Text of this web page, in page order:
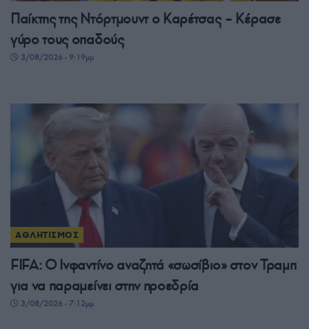
Παίκτης της Ντόρτμουντ ο Καρέτσας – Κέρασε
γύρο τους οπαδούς
3/08/2026 - 9:19μμ
ΑΘΛΗΤΙΣΜΟΣ
FIFA: Ο Ινφαντίνο αναζητά «σωσίβιο» στον Τραμπ
για να παραμείνει στην προεδρία
3/08/2026 - 7:12μμ